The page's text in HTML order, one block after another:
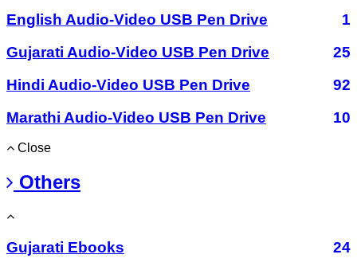
English Audio-Video USB Pen Drive
1
Gujarati Audio-Video USB Pen Drive
25
Hindi Audio-Video USB Pen Drive
92
Marathi Audio-Video USB Pen Drive
10
Close
Others
Gujarati Ebooks
24